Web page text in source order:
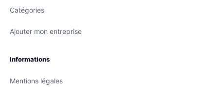
Catégories
Ajouter mon entreprise
Informations
Mentions légales